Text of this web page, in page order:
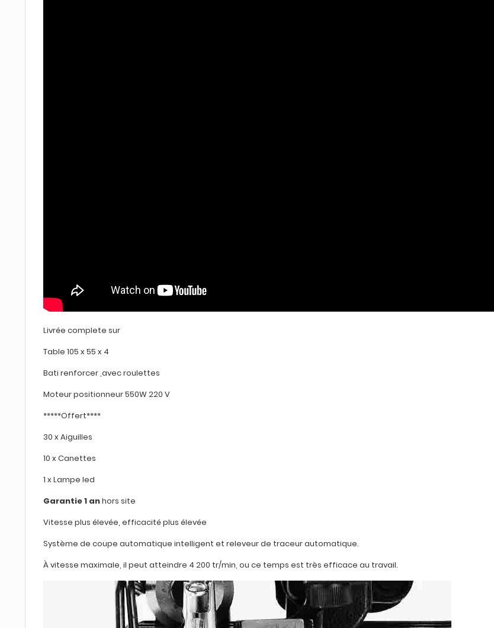
Livrée complete sur
Table 105 x 55 x 4
Bati renforcer ,avec roulettes
Moteur positionneur 550W 220 V
*****Offert****
30 x Aiguilles
10 x Canettes
1 x Lampe led
Garantie 1 anhors site
Vitesse plus élevée, efficacité plus élevée
Système de coupe automatique intelligent et releveur de traceur automatique.
À vitesse maximale, il peut atteindre 4 200 tr/min, ou ce temps est très efficace au travail.